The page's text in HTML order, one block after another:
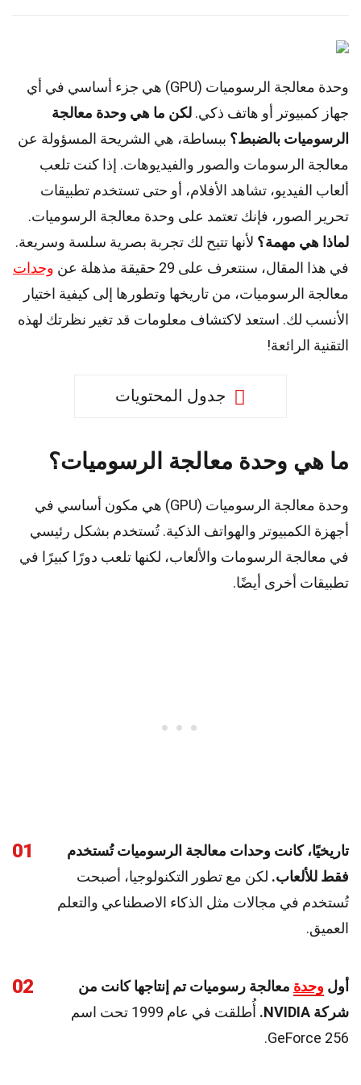
وحدة معالجة الرسوميات (GPU) هي جزء أساسي في أي
جهاز كمبيوتر أو هاتف ذكي. لكن ما هي وحدة معالجة
الرسوميات بالضبط؟ ببساطة، هي الشريحة المسؤولة عن
معالجة الرسومات والصور والفيديوهات. إذا كنت تلعب
ألعاب الفيديو، تشاهد الأفلام، أو حتى تستخدم تطبيقات
تحرير الصور، فإنك تعتمد على وحدة معالجة الرسوميات.
لماذا هي مهمة؟ لأنها تتيح لك تجربة بصرية سلسة وسريعة.
في هذا المقال، سنتعرف على 29 حقيقة مذهلة عن
وحدات
معالجة الرسوميات، من تاريخها وتطورها إلى كيفية اختيار
الأنسب لك. استعد لاكتشاف معلومات قد تغير نظرتك لهذه
التقنية الرائعة!
جدول المحتويات
ما هي وحدة معالجة الرسوميات؟
وحدة معالجة الرسوميات (GPU) هي مكون أساسي في
أجهزة الكمبيوتر والهواتف الذكية. تُستخدم بشكل رئيسي
في معالجة الرسومات والألعاب، لكنها تلعب دورًا كبيرًا في
تطبيقات أخرى أيضًا.
01
تاريخيًا، كانت وحدات معالجة الرسوميات تُستخدم
فقط للألعاب. لكن مع تطور التكنولوجيا، أصبحت
تُستخدم في مجالات مثل الذكاء الاصطناعي والتعلم
العميق.
02 أول وحدة معالجة رسوميات تم إنتاجها كانت من
شركة NVIDIA.
أُطلقت في عام 1999 تحت اسم
GeForce 256.